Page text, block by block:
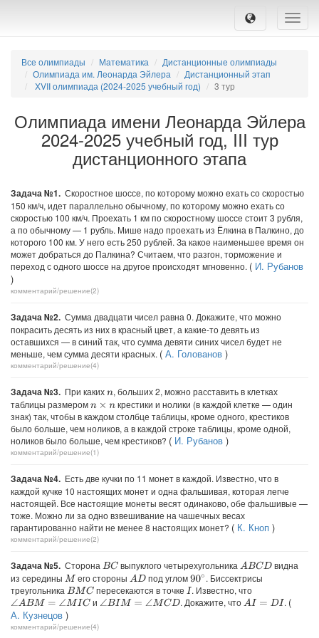
Toggle
Все олимпиады Математика
Дистанционные олимпиады
Олимпиада им. Леонарда Эйлера
Дистанционный этап
XVII олимпиада (2024-2025 учебный год)
3 тур
Олимпиада имени Леонарда Эйлера
2024-2025 учебный год, III тур
дистанционного этапа
Задача №1. Скоростное шоссе, по которому можно ехать со скоростью
150 км/ч, идет параллельно обычному, по которому можно ехать со
скоростью 100 км/ч. Проехать 1 км по скоростному шоссе стоит 3 рубля,
а по обычному — 1 рубль. Мише надо проехать из Ёлкина в Палкино, до
которого 100 км. У него есть 250 рублей. За какое наименьшее время он
может добраться до Палкина? Считаем, что разгон, торможение и
переход с одного шоссе на другое происходят мгновенно. ( И. Рубанов
)
комментарий/решение(2)
Задача №2. Сумма двадцати чисел равна 0. Докажите, что можно
покрасить десять из них в красный цвет, а какие-то девять из
оставшихся — в синий так, что сумма девяти синих чисел будет не
меньше, чем сумма десяти красных. ( А. Голованов )
комментарий/решение(4)
Задача №3. При какихn, больших 2, можно расставить в клетках
таблицы размеромn× n
крестики и нолики (в каждой клетке — один
знак) так, чтобы в каждом столбце таблицы, кроме одного, крестиков
было больше, чем ноликов, а в каждой строке таблицы, кроме одной,
ноликов было больше, чем крестиков? ( И. Рубанов )
комментарий/решение(1)
Задача №4. Есть две кучки по 11 монет в каждой. Известно, что в
каждой кучке 10 настоящих монет и одна фальшивая, которая легче
настоящей. Все настоящие монеты весят одинаково, обе фальшивые —
тоже. Можно ли за одно взвешивание на чашечных весах
гарантированно найти не менее 8 настоящих монет? ( К. Кноп )
комментарий/решение(2)
Задача №5. Сторона BC выпуклого четырехугольника ABCD
видна
из середины M его стороны AD под углом90∘. Биссектрисы
треугольника BMC пересекаются в точке I . Известно, что
∠ABM=∠M C и ∠BIM=∠M CD . Докажите, чтоAI= DI . (
А. Кузнецов )
комментарий/решение(4)